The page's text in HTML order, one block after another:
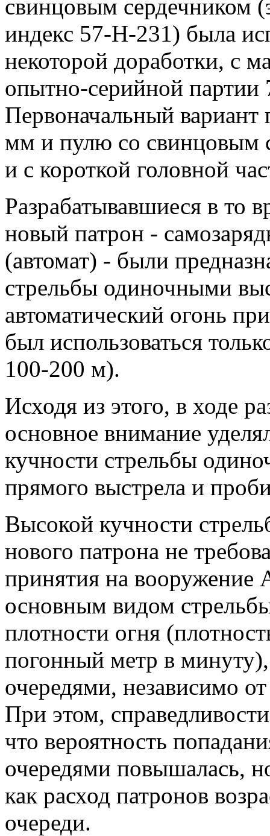
свинцовым сердечником
индекс 57-Н-231) была
некоторой доработки, с
опытно-серийной партии
Первоначальный вариант
мм и пулю со свинцовым
и с короткой головной
Разрабатывавшиеся в то
новый патрон -
(автомат) - были
стрельбы одиночными
автоматический огонь
был использоваться
100-200 м).
Исходя из этого, в ходе
основное внимание
кучности стрельбы
прямого выстрела и
Высокой кучности
нового патрона не
принятия на вооружение
основным видом
плотности огня
погонный метр в минуту),
очередями, независимо
При этом,
что вероятность
очередями повышалась,
как расход патронов
очереди.